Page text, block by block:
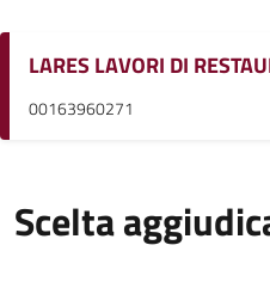
LARES LAVORI DI
00163960271
Scelta